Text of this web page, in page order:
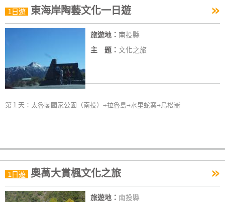
1日遊 東海岸陶藝文化一日遊 »
旅遊地： 南投縣
主 題： 文化之旅
第１天：太魯閣國家公園（南投）→拉魯島→水里蛇窯→烏松崙
1日遊 奧萬大賞楓文化之旅 »
旅遊地： 南投縣